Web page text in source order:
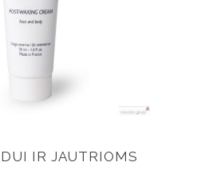
IR JAUTRIOMS